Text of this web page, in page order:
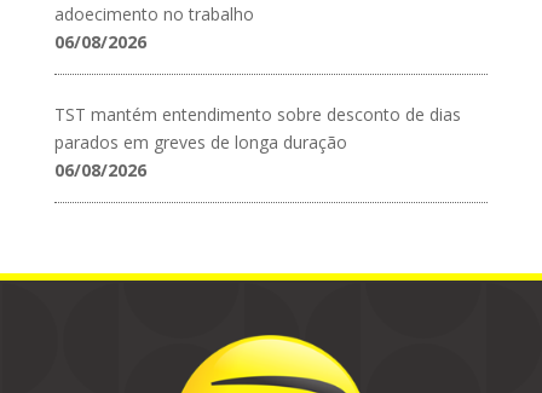
adoecimento no trabalho
06/08/2026
TST mantém entendimento sobre desconto de dias
parados em greves de longa duração
06/08/2026